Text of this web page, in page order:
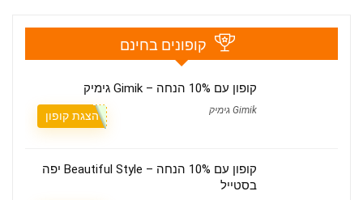
קופונים בחינם
קופון עם 10% הנחה – Gimik גימיק
Gimik גימיק הצגת קופון
קופון עם 10% הנחה – Beautiful Style יפה
בסטייל